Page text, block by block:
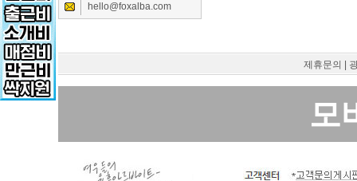
hello@foxalba.com
제휴문의
모